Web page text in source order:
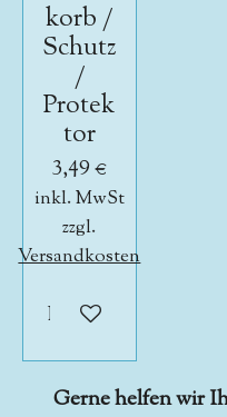
korb /
Schutz
/
Protek
tor
3,49 €
inkl. MwSt
zzgl.
Versandkosten
In den Warenkorb
Gerne helfen wir